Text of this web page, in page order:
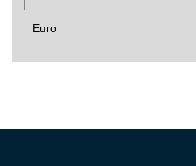
Euro